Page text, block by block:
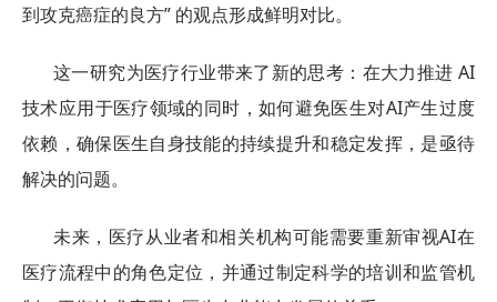
到攻克癌症的良方” 的观点形成鲜明对比。
这一研究为医疗行业带来了新的思考：在大力推进 AI
技术应用于医疗领域的同时，如何避免医生对AI产生过度
依赖，确保医生自身技能的持续提升和稳定发挥，是亟待
解决的问题。
未来，医疗从业者和相关机构可能需要重新审视AI在
医疗流程中的角色定位，并通过制定科学的培训和监管机